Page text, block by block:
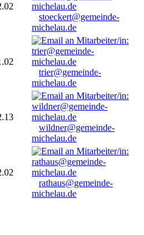
stoeckert@gemeinde-
michelau.de
trier@gemeinde-
michelau.de
wildner@gemeinde-
michelau.de
rathaus@gemeinde-
michelau.de